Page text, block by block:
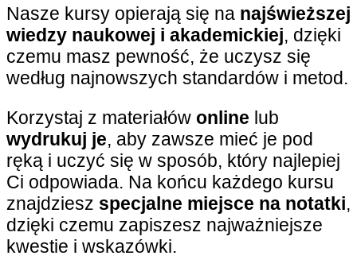
Nasze kursy opierają się na najświeższej
wiedzy naukowej i akademickiej, dzięki
czemu masz pewność, że uczysz się
według najnowszych standardów i metod.
Korzystaj z materiałów online lub
wydrukuj je, aby zawsze mieć je pod
ręką i uczyć się w sposób, który najlepiej
Ci odpowiada. Na końcu każdego kursu
znajdziesz specjalne miejsce na notatki,
dzięki czemu zapiszesz najważniejsze
kwestie i wskazówki.